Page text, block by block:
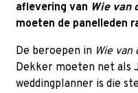
aflevering van Wie van
moeten de panelleden
De beroepen in Wie van
Dekker moeten net als
weddingplanner is die